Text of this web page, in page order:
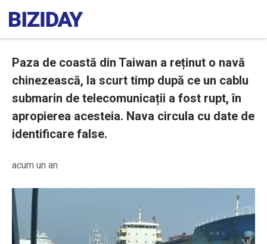
Paza de coastă din Taiwan a reținut o navă
chinezească, la scurt timp după ce un cablu
submarin de telecomunicații a fost rupt, în
apropierea acesteia. Nava circula cu date de
identificare false.
acum un an